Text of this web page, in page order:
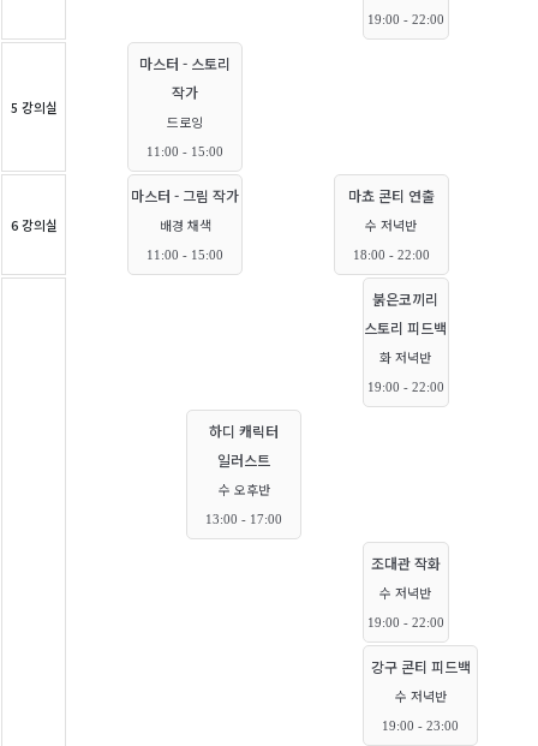
19:00 - 22:00
5 강의실
마스터 - 스토리
작가
드로잉
11:00 - 15:00
6 강의실
마스터 - 그림 작가
배경 채색
11:00 - 15:00
마쵸 콘티 연출
수 저녁반
18:00 - 22:00
붉은코끼리
스토리 피드백
화 저녁반
19:00 - 22:00
하디 캐릭터
일러스트
수 오후반
13:00 - 17:00
조대관 작화
수 저녁반
19:00 - 22:00
강구 콘티 피드백
수 저녁반
19:00 - 23:00